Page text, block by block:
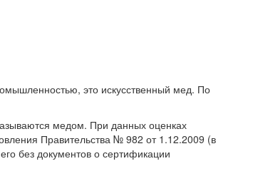
это искусственный мед. По
медом. При данных оценках
Правительства № 982 от 1.12.2009 (в
без документов о сертификации